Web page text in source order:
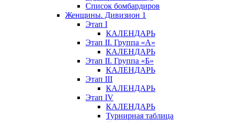
Список бомбардиров
Женщины. Дивизион 1
Этап I
КАЛЕНДАРЬ
Этап II. Группа «А»
КАЛЕНДАРЬ
Этап II. Группа «Б»
КАЛЕНДАРЬ
Этап III
КАЛЕНДАРЬ
Этап IV
КАЛЕНДАРЬ
Турнирная таблица